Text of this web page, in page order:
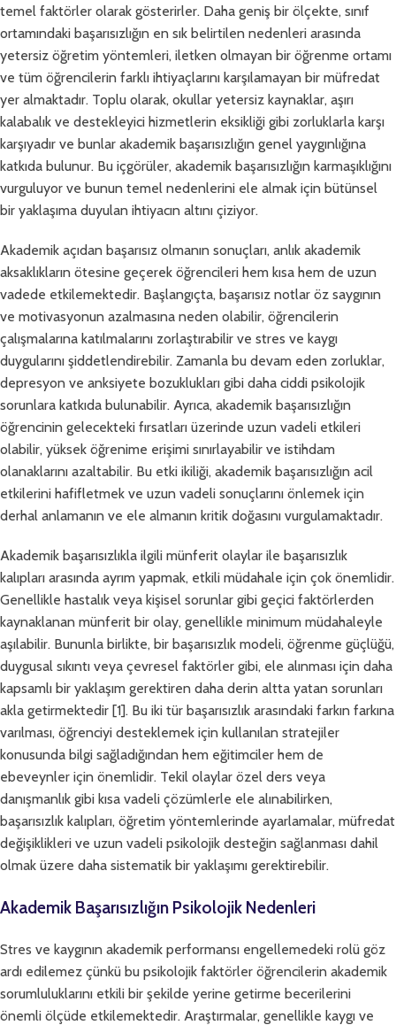
temel faktörler olarak gösterirler. Daha geniş bir ölçekte, sınıf
ortamındaki başarısızlığın en sık belirtilen nedenleri arasında
yetersiz öğretim yöntemleri, iletken olmayan bir öğrenme ortamı
ve tüm öğrencilerin farklı ihtiyaçlarını karşılamayan bir müfredat
yer almaktadır. Toplu olarak, okullar yetersiz kaynaklar, aşırı
kalabalık ve destekleyici hizmetlerin eksikliği gibi zorluklarla karşı
karşıyadır ve bunlar akademik başarısızlığın genel yaygınlığına
katkıda bulunur. Bu içgörüler, akademik başarısızlığın karmaşıklığını
vurguluyor ve bunun temel nedenlerini ele almak için bütünsel
bir yaklaşıma duyulan ihtiyacın altını çiziyor.
Akademik açıdan başarısız olmanın sonuçları, anlık akademik
aksaklıkların ötesine geçerek öğrencileri hem kısa hem de uzun
vadede etkilemektedir. Başlangıçta, başarısız notlar öz saygının
ve motivasyonun azalmasına neden olabilir, öğrencilerin
çalışmalarına katılmalarını zorlaştırabilir ve stres ve kaygı
duygularını şiddetlendirebilir. Zamanla bu devam eden zorluklar,
depresyon ve anksiyete bozuklukları gibi daha ciddi psikolojik
sorunlara katkıda bulunabilir. Ayrıca, akademik başarısızlığın
öğrencinin gelecekteki fırsatları üzerinde uzun vadeli etkileri
olabilir, yüksek öğrenime erişimi sınırlayabilir ve istihdam
olanaklarını azaltabilir. Bu etki ikiliği, akademik başarısızlığın acil
etkilerini hafifletmek ve uzun vadeli sonuçlarını önlemek için
derhal anlamanın ve ele almanın kritik doğasını vurgulamaktadır.
Akademik başarısızlıkla ilgili münferit olaylar ile başarısızlık
kalıpları arasında ayrım yapmak, etkili müdahale için çok önemlidir.
Genellikle hastalık veya kişisel sorunlar gibi geçici faktörlerden
kaynaklanan münferit bir olay, genellikle minimum müdahaleyle
aşılabilir. Bununla birlikte, bir başarısızlık modeli, öğrenme güçlüğü,
duygusal sıkıntı veya çevresel faktörler gibi, ele alınması için daha
kapsamlı bir yaklaşım gerektiren daha derin altta yatan sorunları
akla getirmektedir [1]. Bu iki tür başarısızlık arasındaki farkın farkına
varılması, öğrenciyi desteklemek için kullanılan stratejiler
konusunda bilgi sağladığından hem eğitimciler hem de
ebeveynler için önemlidir. Tekil olaylar özel ders veya
danışmanlık gibi kısa vadeli çözümlerle ele alınabilirken,
başarısızlık kalıpları, öğretim yöntemlerinde ayarlamalar, müfredat
değişiklikleri ve uzun vadeli psikolojik desteğin sağlanması dahil
olmak üzere daha sistematik bir yaklaşımı gerektirebilir.
Akademik Başarısızlığın Psikolojik Nedenleri
Stres ve kaygının akademik performansı engellemedeki rolü göz
ardı edilemez çünkü bu psikolojik faktörler öğrencilerin akademik
sorumluluklarını etkili bir şekilde yerine getirme becerilerini
önemli ölçüde etkilemektedir. Araştırmalar, genellikle kaygı ve